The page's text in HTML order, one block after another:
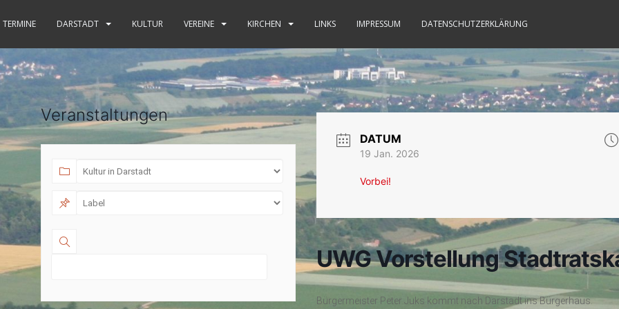
TERMINE DARSTADT KULTUR VEREINE KIRCHEN LINKS IMPRESSUM DATENSCHUTZERKLÄRUNG
Veranstaltungen
DATUM
19 Jan. 2026
Vorbei!
UWG Vorstellung
Bürgermeister Peter Juks kommt nach Darstadt ins Bürgerhaus.